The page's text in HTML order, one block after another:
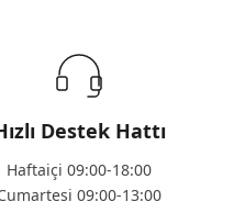
Destek Hattı
Haftaiçi 09:00-18:00
09:00-13:00